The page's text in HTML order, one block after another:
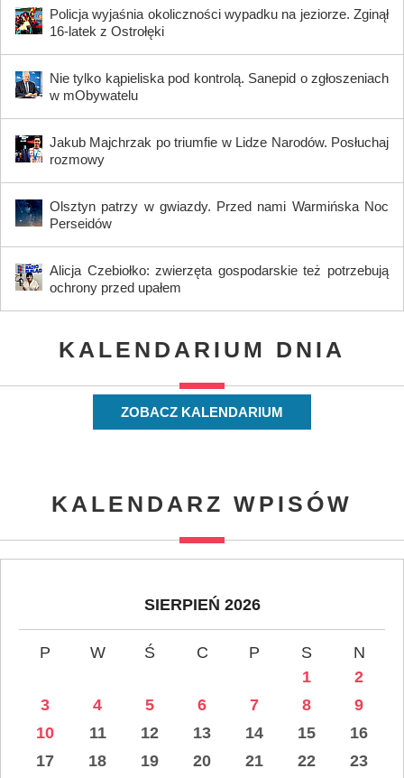
Policja wyjaśnia okoliczności wypadku na jeziorze. Zginął
16-latek z Ostrołęki
Nie tylko kąpieliska pod kontrolą. Sanepid o zgłoszeniach
w mObywatelu
Jakub Majchrzak po triumfie w Lidze Narodów. Posłuchaj
rozmowy
Olsztyn patrzy w gwiazdy. Przed nami Warmińska Noc
Perseidów
Alicja Czebiołko: zwierzęta gospodarskie też potrzebują
ochrony przed upałem
KALENDARIUM DNIA
ZOBACZ KALENDARIUM
KALENDARZ WPISÓW
SIERPIEŃ 2026
P W Ś C P S
N
1
2
3
4 5 6 7 8
9
10
11 12 13 14 15
16
17
18 19 20 21 22
23